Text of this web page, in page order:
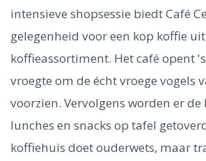
Mechelen
Dublin
Hong Kong München
Madrid
Vancouver
Alles bekijken
intensieve shopsessie biedt Café
gelegenheid voor een kop koffie
koffieassortiment. Het café opent
vroegte om de écht vroege vogels
voorzien. Vervolgens worden er
lunches en snacks op tafel
koffiehuis doet ouderwets, maar